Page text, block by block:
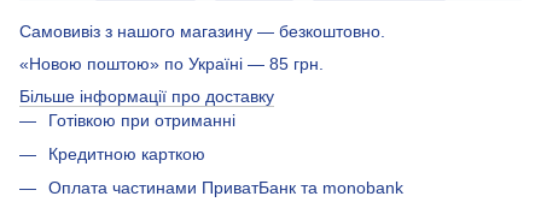
Самовивіз з нашого магазину — безкоштовно.
«Новою поштою» по Україні — 85 грн.
Більше інформації про доставку
Готівкою при отриманні
Кредитною карткою
Оплата частинами ПриватБанк та monobank